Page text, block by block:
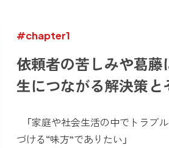
#chapter1
依頼者の苦しみや葛藤
生につながる解決策
「家庭や社会生活の中でトラブ
づける“味方”でありたい」